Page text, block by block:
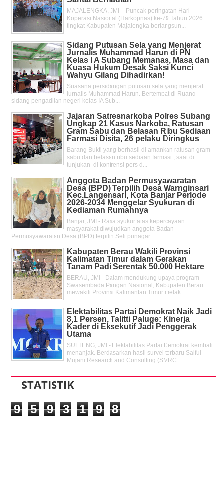
MAJALENGKA, JMI – Puncak peringatan Hari
Koperasi Nasional (Harkopnas) ke-79 Tahun 2026
tingkat Kabupaten Majalengka berlangsun...
Sidang Putusan Sela yang Menjerat
Jurnalis Muhammad Harun di PN
Kelas l A Subang Memanas, Masa dan
Kuasa Hukum Desak Saksi Kunci
Wahyu Gilang Dihadirkan!
Suasana persidangan putusan sela yang menjerat
jurnalis Muhammad Harun, Bertempat di Ruang
sidang pengadilan negeri kelas IA Sub...
Jajaran Satresnarkoba Polres Subang
Ungkap 21 Kasus Narkoba, Ratusan
Gram Sabu dan Belasan Ribu Sediaan
Farmasi Disita, 26 pelaku Diringkus
Barang Bukti yang berhasil di amankan ratusan gram
sabu dan belasan ribu sediaan farmasi , saat di
tunjukan di konfrensi pers d...
Anggota Badan Permusyawaratan
Desa (BPD) Terpilih Desa Warnginsari
Kec.Langensari, Kota Banjar Periode
2026-2034 Menggelar Syukuran di
Kediaman Rumahnya
Banjar, JMI - Rasa syukur atas kepercayaan
masyarakat diwujudkan anggota Badan
Permusyawaratan Desa (BPD) terpilih Seli punagar...
Kabupaten Berau Wakili Provinsi
Kalimatan Timur dalam Gerakan
Tanam Padi Serentak 50.000 Hektare
BERAU, JMI - Dalam mendukung upaya program
Swasembada Pangan Nasional, Kabupaten Berau
mewakili Provinsi Kalimantan Timur melak...
Elektabilitas Partai Demokrat Naik Jadi
8,1 Persen, Talitti Paluge: Kinerja
Kader di Eksekutif Jadi Penggerak
Utama
SULTENG, JMI - Elektabilitas Partai Demokrat kembali
menanjak. Berdasarkan hasil survei terbaru Saiful
Mujani Research and Consulting (SMRC...
STATISTIK
9 5 9 3 1 9 8